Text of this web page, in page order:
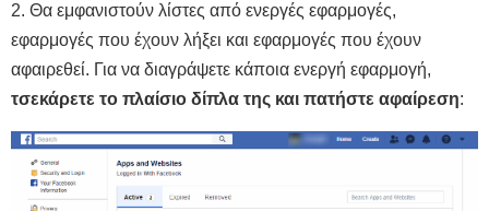
2. Θα εμφανιστούν λίστες από ενεργές εφαρμογές,
εφαρμογές που έχουν λήξει και εφαρμογές που έχουν
αφαιρεθεί. Για να διαγράψετε κάποια ενεργή εφαρμογή,
τσεκάρετε το πλαίσιο δίπλα της και πατήστε αφαίρεση: